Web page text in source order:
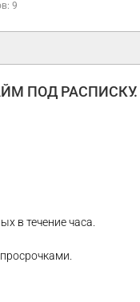
9
ПОД РАСПИСКУ.
в течение часа.